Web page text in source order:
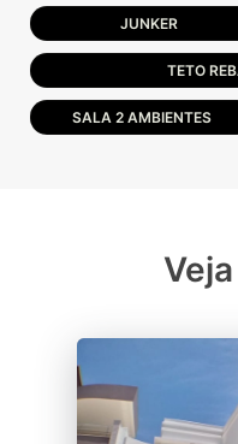
JUNKER
TETO
SALA 2 AMBIENTES